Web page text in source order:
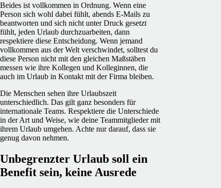
Beides ist vollkommen in Ordnung. Wenn eine
Person sich wohl dabei fühlt, abends E-Mails zu
beantworten und sich nicht unter Druck gesetzt
fühlt, jeden Urlaub durchzuarbeiten, dann
respektiere diese Entscheidung. Wenn jemand
vollkommen aus der Welt verschwindet, solltest du
diese Person nicht mit den gleichen Maßstäben
messen wie ihre Kollegen und Kolleginnen, die
auch im Urlaub in Kontakt mit der Firma bleiben.
Die Menschen sehen ihre Urlaubszeit
unterschiedlich. Das gilt ganz besonders für
internationale Teams. Respektiere die Unterschiede
in der Art und Weise, wie deine Teammitglieder mit
ihrem Urlaub umgehen. Achte nur darauf, dass sie
genug davon nehmen.
Unbegrenzter Urlaub soll ein
Benefit sein, keine Ausrede